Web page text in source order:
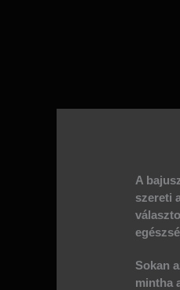
A
szereti
Sokan
mintha